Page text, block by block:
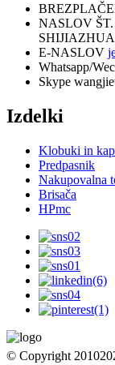
NASLOV
E-NASLOV
Whatsapp/
Skype
Izdelki
Klobuki in
Predpasnik
Nakupovalna
Brisača
HPmc
© Copyright